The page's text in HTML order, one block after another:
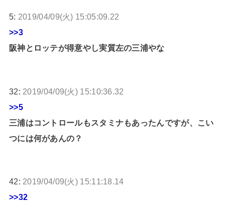
5: 2019/04/09(火) 15:05:09.22
>>3
阪神とロッテが得意やし実質左の三浦やな
32: 2019/04/09(火) 15:10:36.32
>>5
三浦はコントロールもスタミナもあったんですが、こい
つには何があんの？
42: 2019/04/09(火) 15:11:18.14
>>32